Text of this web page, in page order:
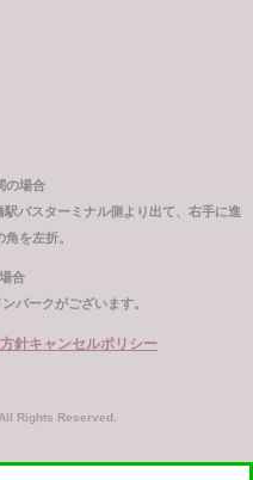
の場合
バスターミナル側より出て、右手に進
を左折。
合
パークがございます。
針キャンセルポリシー
Rights Reserved.